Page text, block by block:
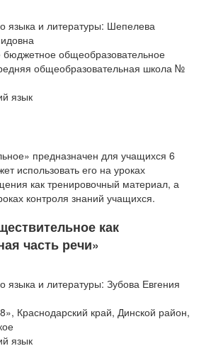
языка и литературы: Шепелева
общеобразовательное
общеобразовательная школа №
язык
предназначен для учащихся 6
использовать его на уроках
как тренировочный материал, а
контроля знаний учащихся.
как
часть речи»
языка и литературы: Зубова Евгения
Краснодарский край, Динской район,
язык